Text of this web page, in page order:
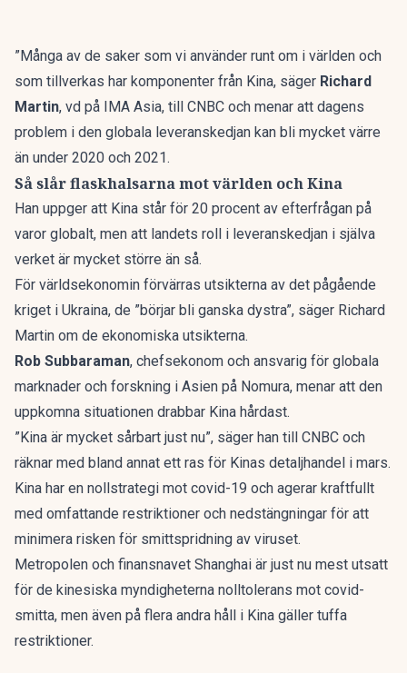
”Många av de saker som vi använder runt om i världen och
som tillverkas har komponenter från Kina, säger Richard
Martin, vd på IMA Asia, till CNBC och menar att dagens
problem i den globala leveranskedjan kan bli mycket värre
än under 2020 och 2021.
Så slår flaskhalsarna mot världen och Kina
Han uppger att Kina står för 20 procent av efterfrågan på
varor globalt, men att landets roll i leveranskedjan i själva
verket är mycket större än så.
För världsekonomin förvärras utsikterna av det pågående
kriget i Ukraina, de ”börjar bli ganska dystra”, säger Richard
Martin om de ekonomiska utsikterna.
Rob Subbaraman, chefsekonom och ansvarig för globala
marknader och forskning i Asien på Nomura, menar att den
uppkomna situationen drabbar Kina hårdast.
”Kina är mycket sårbart just nu”, säger han till CNBC och
räknar med bland annat ett ras för Kinas detaljhandel i mars.
Kina har en nollstrategi mot covid-19 och agerar kraftfullt
med omfattande restriktioner och nedstängningar för att
minimera risken för smittspridning av viruset.
Metropolen och finansnavet Shanghai är just nu mest utsatt
för de kinesiska myndigheterna nolltolerans mot covid-
smitta, men även på flera andra håll i Kina gäller tuffa
restriktioner.